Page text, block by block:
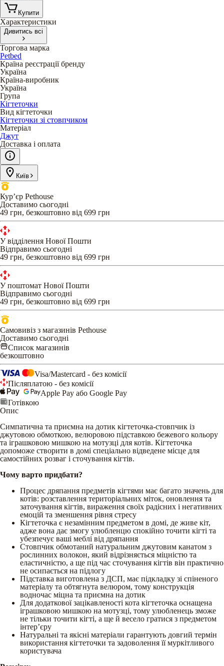
Купити
Характеристики
Дивитись всі
Торгова марка
Petbed
Країна реєстрації бренду
Україна
Країна-виробник
Україна
Група
Кігтеточки
Вид кігтеточки
Кігтеточки зі стовпчиком
Матеріал
Джут
Доставка і оплата
Київ
Кур’єр Pethouse
Доставимо сьогодні
49 грн, безкоштовно від 699 грн
У відділення Нової Пошти
Відправимо сьогодні
49 грн, безкоштовно від 699 грн
У поштомат Нової Пошти
Відправимо сьогодні
49 грн, безкоштовно від 699 грн
Самовивіз з магазинів Pethouse
Доставимо сьогодні
Список магазинів
безкоштовно
Visa/Mastercard - без комісії
Післяплатою - без комісії
Apple Pay або Google Pay
Готівкою
Опис
Симпатична та приємна на дотик кігтеточка-стовпчик із
джутовою обмоткою, велюровою підставкою бежевого кольору
та іграшковою мишкою на мотузці для котів. Кігтеточка
допоможе створити в домі спеціально відведене місце для
самостійних розваг і сточування кігтів.
Чому варто придбати?
Процес дряпання предметів кігтями має багато значень для
котів: розставлення територіальних міток, оновлення та
заточування кігтів, вираження своїх радісних і негативних
емоцій та зменшення рівня стресу
Кігтеточка є незамінним предметом в домі, де живе кіт,
адже вона дає змогу улюбленцю спокійно точити кігті та
убезпечує ваші меблі від дряпання
Стовпчик обмотаний натуральним джутовим канатом з
рослинних волокон, який відрізняється міцністю та
еластичністю, а ще під час сточування кігтів він практично
не осипається на підлогу
Підставка виготовлена з ДСП, має підкладку зі спіненого
матеріалу та обтягнута велюром, тому конструкція
водночас міцна та приємна на дотик
Для додаткової зацікавленості кота кігтеточка оснащена
іграшковою мишкою на мотузці, тому улюбленець зможе
не тільки точити кігті, а ще й весело гратися з предметом
інтер’єру
Натуральні та якісні матеріали гарантують довгий термін
використання кігтеточки та задоволення її муркітливого
користувача